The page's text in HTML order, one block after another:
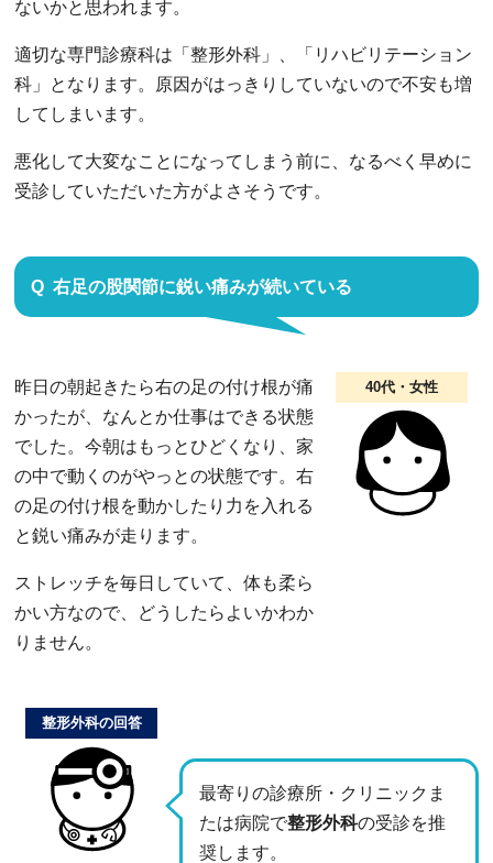
ないかと思われます。
適切な専門診療科は「整形外科」、「リハビリテーション
科」となります。原因がはっきりしていないので不安も増
してしまいます。
悪化して大変なことになってしまう前に、なるべく早めに
受診していただいた方がよさそうです。
右足の股関節に鋭い痛みが続いている
40代・女性
昨日の朝起きたら右の足の付け根が痛
かったが、なんとか仕事はできる状態
でした。今朝はもっとひどくなり、家
の中で動くのがやっとの状態です。右
の足の付け根を動かしたり力を入れる
と鋭い痛みが走ります。
ストレッチを毎日していて、体も柔ら
かい方なので、どうしたらよいかわか
りません。
最寄りの診療所・クリニックま
たは病院で整形外科の受診を推
奨します。
整形外科の回答